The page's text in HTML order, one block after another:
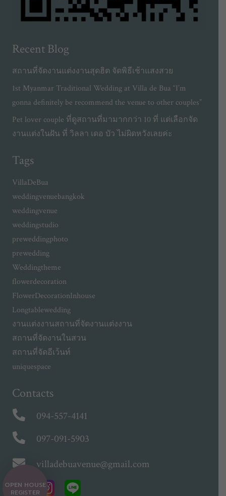
Recent Blog
สถานที่จัดงานแต่งงานสุดฮิต จัดพิธีเช้าแสงสวย
1st Myanmar Traditional Wedding at Villa de Bua “I’m
gonna definitely be recommend the venue to other couples”
Pet lover couple ที่ดูสถานที่มามากกว่า 10 ที่ แต่เลือกจัด
งานแต่งในฝัน ที่ วิลลา เดอ บัว ไม่ผิดหวังเลยค่ะ
Tags
VillaDeBua
weddingvenuebangkok
weddingvenue
weddingstudio
preweddingphoto
prewedding
Weddingtheme
flowerdecoration
FlowerDecorationInhouse
Longtablewedding
งานแต่งงานสถานที่จัดงานแต่งงาน
สถานที่จัดงานในสวน
สถานที่จัดอีเว้นท์
uniquespace
Contacts
094-557-4141
097-091-5903
villadebuavenue@gmail.com
OPEN HOUSE
REGISTER